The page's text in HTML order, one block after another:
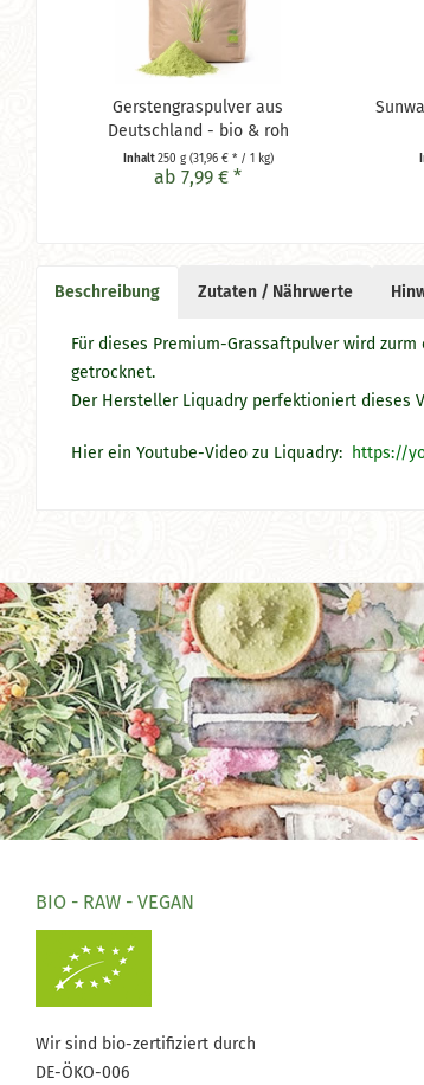
Gerstengraspulver aus
Deutschland - bio & roh
Inhalt250 g (31,96 € * / 1 kg)
ab 7,99 € *
Beschreibung Zutaten / Nährwerte
Für dieses Premium-Grassaftpulver wird
getrocknet.
Der Hersteller Liquadry perfektioniert dieses
Hier ein Youtube-Video zu Liquadry: https://
BIO - RAW - VEGAN
Wir sind bio-zertifiziert durch
DE-ÖKO-006